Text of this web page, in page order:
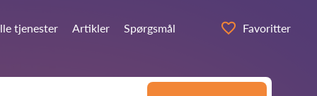
tjenester Artikler Spørgsmål Favoritter